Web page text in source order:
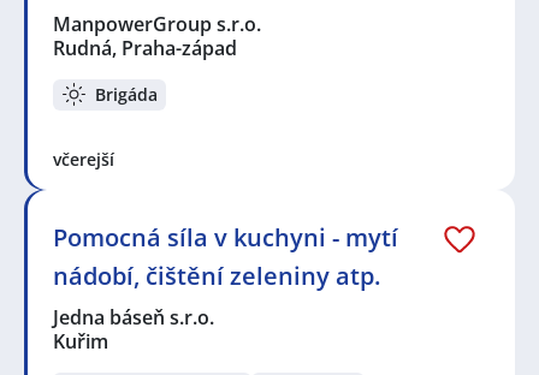
ManpowerGroup s.r.o.
Rudná, Praha-západ
Brigáda
včerejší
Pomocná síla v kuchyni - mytí
nádobí, čištění zeleniny atp.
Jedna báseň s.r.o.
Kuřim